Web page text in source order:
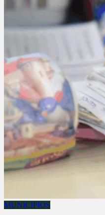
MUNICIPIOS